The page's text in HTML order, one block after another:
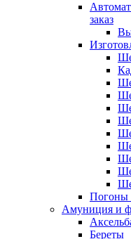
заказ
Погоны
Амуниция и
Береты